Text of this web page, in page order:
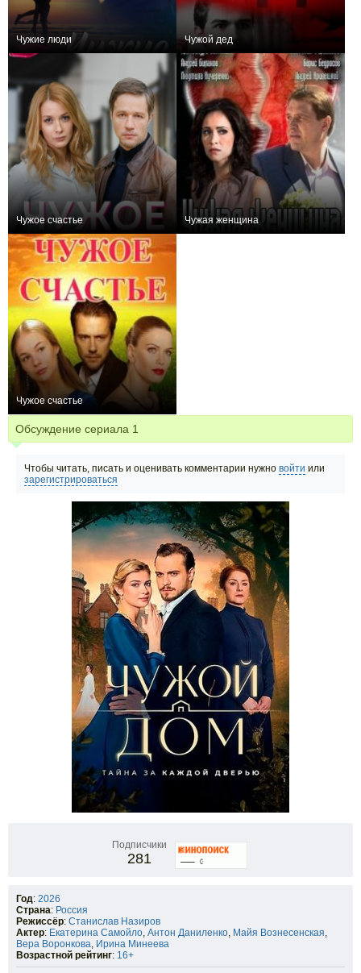
Чужие люди Чужой дед
Чужое счастье Чужая женщина
Чужое счастье
Обсуждение сериала 1
Чтобы читать, писать и оценивать комментарии нужно войти или
зарегистрироваться
Подписчики
281
Год: 2026
Страна: Россия
Режиссёр: Станислав Назиров
Актер: Екатерина Самойло, Антон Даниленко, Майя Вознесенская,
Вера Воронкова, Ирина Минеева
Возрастной рейтинг: 16+